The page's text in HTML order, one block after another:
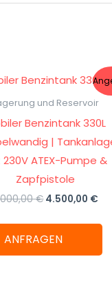
und Reservoir
Benzintank 330L
|
ATEX-Pumpe &
Zapfpistole
€
Preis
war:
4.500,00 €
ANFRAGEN